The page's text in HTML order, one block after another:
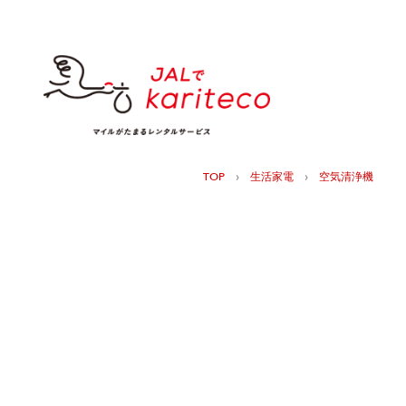
TOP › 生活家電 › 空気清浄機